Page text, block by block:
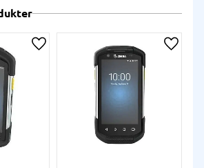
Lägg till i önskelista Lägg